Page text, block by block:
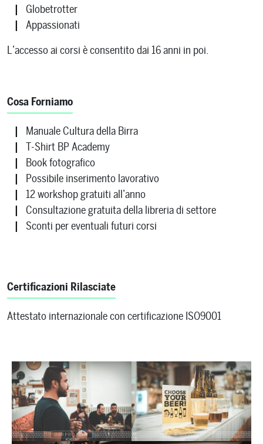
Globetrotter
Appassionati
L’accesso ai corsi è consentito dai 16 anni in poi.
Cosa Forniamo
Manuale Cultura della Birra
T-Shirt BP Academy
Book fotografico
Possibile inserimento lavorativo
12 workshop gratuiti all’anno
Consultazione gratuita della libreria di settore
Sconti per eventuali futuri corsi
Certificazioni Rilasciate
Attestato internazionale con certificazione ISO9001